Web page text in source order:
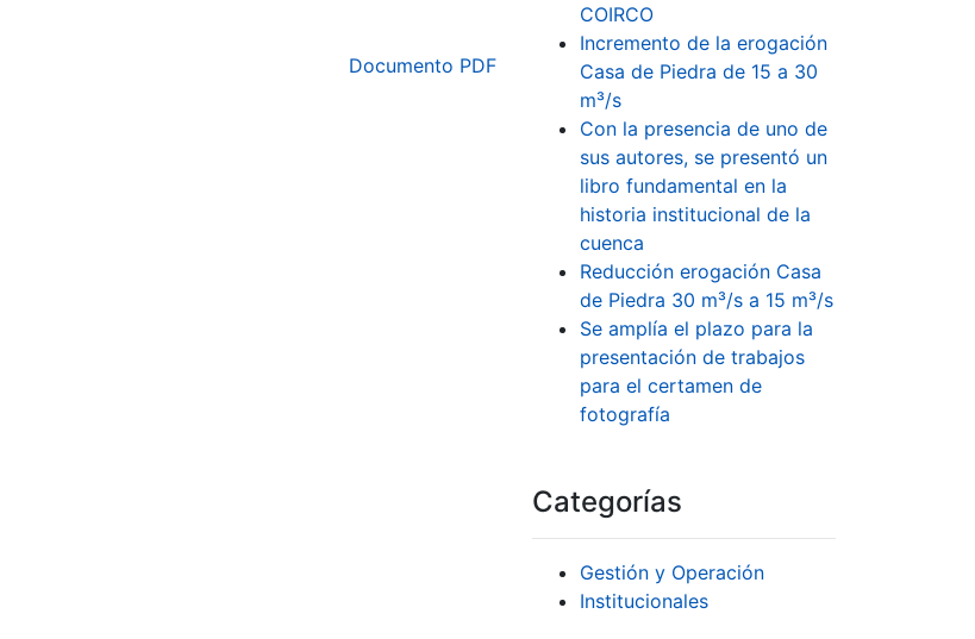
Documento PDF
COIRCO
Incremento de la erogación
Casa de Piedra de 15 a 30
m³/s
Con la presencia de uno de
sus autores, se presentó un
libro fundamental en la
historia institucional de la
cuenca
Reducción erogación Casa
de Piedra 30 m³/s a 15 m³/s
Se amplía el plazo para la
presentación de trabajos
para el certamen de
fotografía
Categorías
Gestión y Operación
Institucionales